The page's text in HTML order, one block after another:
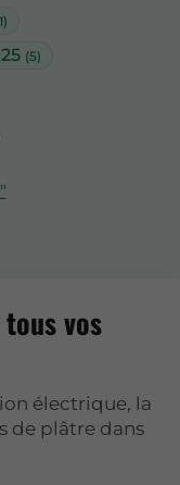
(5)
vos
électrique, la
de plâtre dans